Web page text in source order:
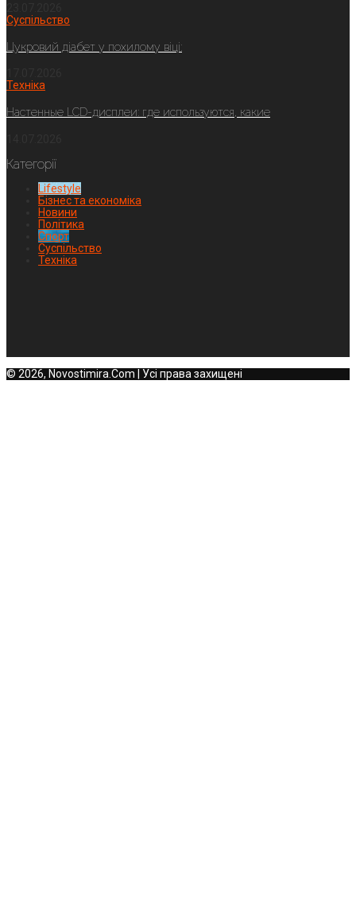
Суспільство
Цукровий діабет у похилому віці:
Техніка
Настенные LCD-дисплеи: где используются, какие
Категорії
Lifestyle
Бізнес та економіка
Новини
Політика
Спорт
Суспільство
Техніка
© 2026, Novostimira.Com | Усі права захищені